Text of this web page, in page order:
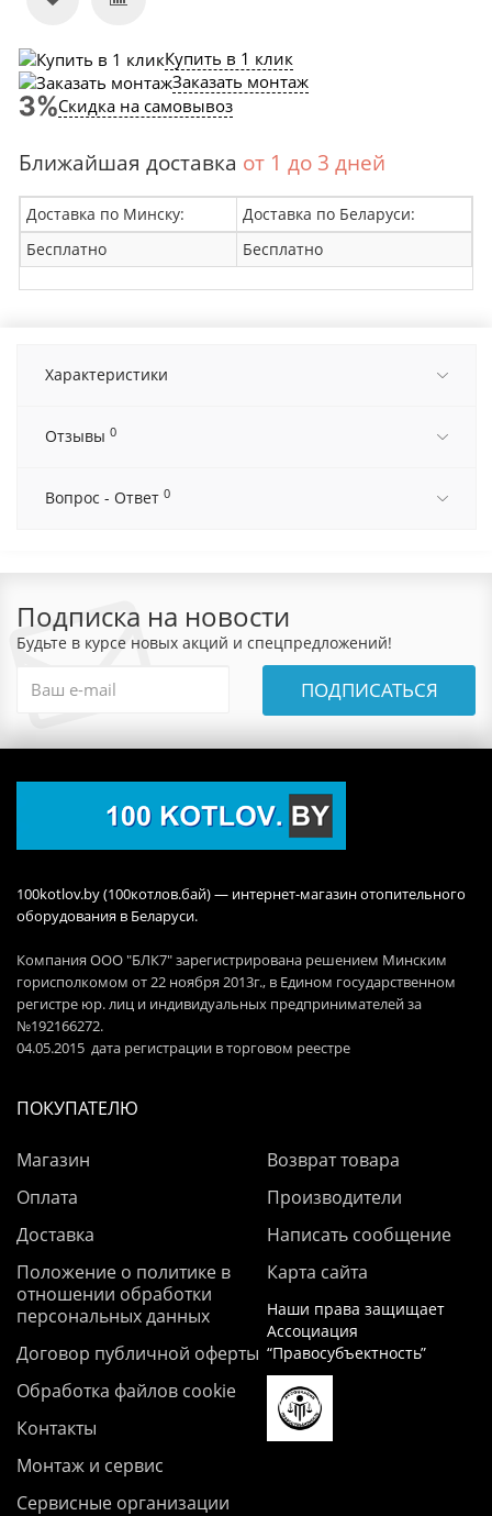
Купить в 1 клик
Заказать монтаж
Скидка на самовывоз
Ближайшая доставка от 1 до 3 дней
Доставка по Минску:
Доставка по Беларуси:
Бесплатно
Бесплатно
Характеристики
Отзывы 0
Вопрос - Ответ 0
Подписка на новости
Будьте в курсе новых акций и спецпредложений!
ПОДПИСАТЬСЯ
100kotlov.by (100котлов.бай) — интернет-магазин отопительного
оборудования в Беларуси.
Компания ООО "БЛК7" зарегистрирована решением Минским
горисполкомом от 22 ноября 2013г., в Едином государственном
регистре юр. лиц и индивидуальных предпринимателей за
№192166272.
04.05.2015 дата регистрации в торговом реестре
ПОКУПАТЕЛЮ
Магазин
Оплата
Доставка
Положение о политике в
отношении обработки
персональных данных
Договор публичной оферты
Обработка файлов cookie
Контакты
Монтаж и сервис
Сервисные организации
Возврат товара
Производители
Написать сообщение
Карта сайта
Наши права защищает
Ассоциация
“Правосубъектность”